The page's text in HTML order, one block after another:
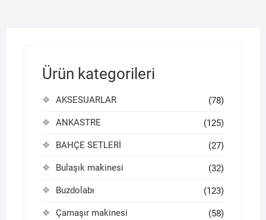
Ürün kategorileri
AKSESUARLAR (78)
ANKASTRE (125)
BAHÇE SETLERİ (27)
Bulaşık makinesi (32)
Buzdolabı (123)
Çamaşır makinesi (58)